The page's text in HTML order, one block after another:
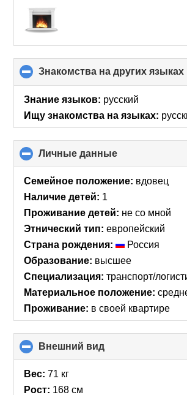
Знакомства на других языках
Знание языков: русский
Ищу знакомства на языках:
Личные данные
to
collapse
Семейное положение: вдовец
Наличие детей: 1
Проживание детей: не со мной
Этнический тип: европейский
Страна рождения:
Россия
Образование: высшее
Специализация: транспорт/
Материальное положение:
Проживание: в своей квартире
Внешний вид
to
Вес: 71 кг
Рост: 168 см